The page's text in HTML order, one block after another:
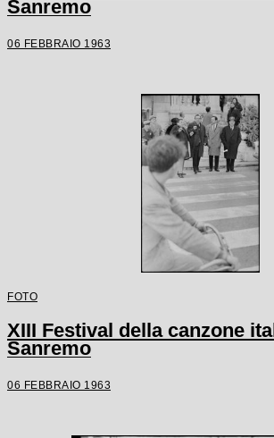
Sanremo
06 FEBBRAIO 1963
FOTO
XIII Festival della canzone
Sanremo
06 FEBBRAIO 1963